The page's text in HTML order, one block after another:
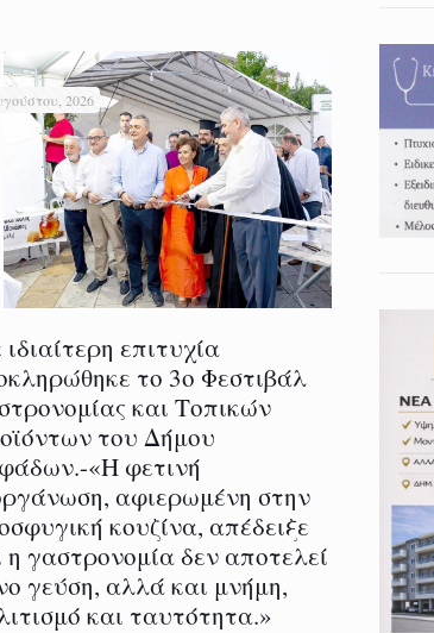
2026
επιτυχία
το 3ο Φεστιβάλ
και Τοπικών
του Δήμου
«Η φετινή
αφιερωμένη στην
κουζίνα, απέδειξε
η γαστρονομία δεν αποτελεί
γεύση, αλλά και μνήμη,
και ταυτότητα.»